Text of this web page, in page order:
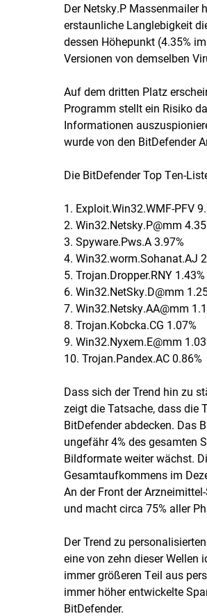
Der Netsky.P Massenmailer
erstaunliche Langlebigkeit
dessen Höhepunkt (4.35%
Versionen von demselben
Auf dem dritten Platz
Programm stellt ein Risiko
Informationen
wurde von den BitDefender
Die BitDefender Top Ten-
1. Exploit.Win32.WMF-PFV
2. Win32.Netsky.P@mm
3. Spyware.Pws.A 3.97%
4. Win32.worm.Sohanat.AJ
5. Trojan.Dropper.RNY 1.43%
6. Win32.NetSky.D@mm
7. Win32.Netsky.AA@mm
8. Trojan.Kobcka.CG 1.07%
9. Win32.Nyxem.E@mm
10. Trojan.Pandex.AC 0.86%
Dass sich der Trend hin zu
zeigt die Tatsache, dass die
BitDefender abdecken. Das
ungefähr 4% des gesamten
Bildformate weiter wächst.
Gesamtaufkommens im
An der Front der
und macht circa 75% aller
Der Trend zu
eine von zehn dieser Wellen
immer größeren Teil aus
immer höher entwickelte
BitDefender.